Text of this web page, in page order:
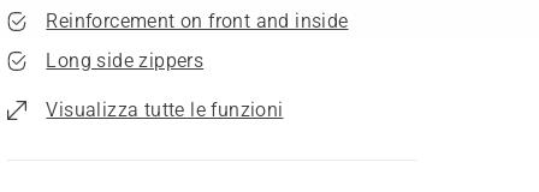
Reinforcement on front and inside
Long side zippers
Visualizza tutte le funzioni